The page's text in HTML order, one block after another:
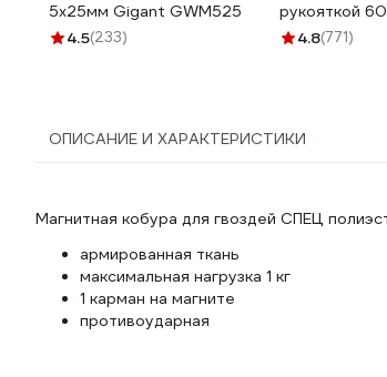
5x25мм Gigant GWM525
4.5(233)
рукояткой
HHT600-1
4.8(771)
ОПИСАНИЕ И ХАРАКТЕРИСТИКИ
Магнитная кобура для гвоздей СПЕЦ
армированная ткань
максимальная нагрузка 1 кг
1 карман на магните
противоударная